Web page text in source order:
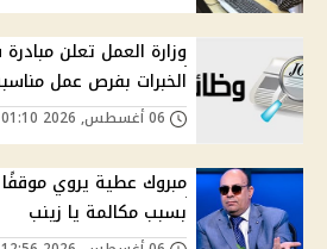
الخبرات بفرص عمل
مبروك عطية يروي
بسبب مكالمة يا زينب